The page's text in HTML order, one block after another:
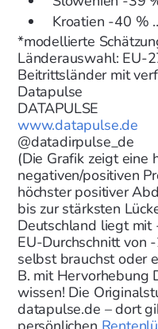
Kroatien -40 %
*modellierte
Länderauswahl: EU-
Beitrittsländer mit
Datapulse
DATAPULSE
www.datapulse.de
@datadirpulse_de
(Die Grafik zeigt eine
negativen/positiven
höchster positiver
bis zur stärksten
Deutschland liegt
EU-Durchschnitt von
selbst brauchst oder
B. mit Hervorhebung
wissen! Die
datapulse.de – dort